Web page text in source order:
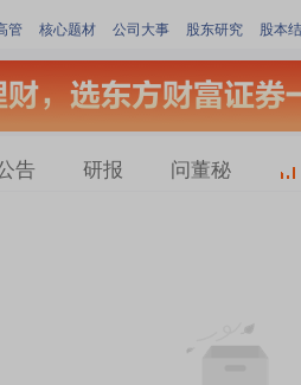
管 核心题材 公司大事 股东研究 股本
告 研报 问董秘